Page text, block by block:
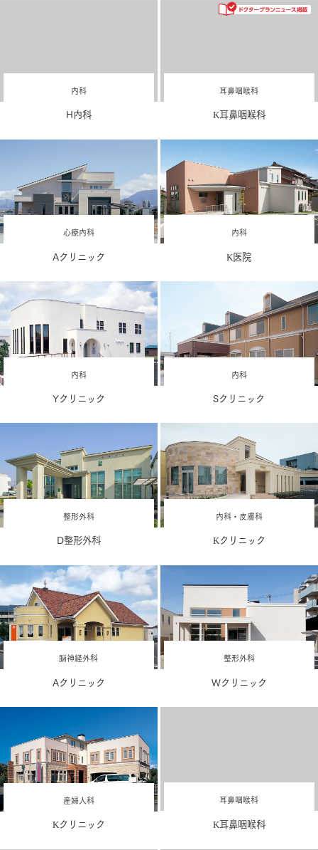
内科
H内科
耳鼻咽喉科
K耳鼻咽喉科
心療内科
Aクリニック
内科
K医院
内科
Yクリニック
内科
Sクリニック
整形外科
D整形外科
内科・皮膚科
Kクリニック
脳神経外科
Aクリニック
整形外科
Wクリニック
産婦人科
Kクリニック
耳鼻咽喉科
K耳鼻咽喉科